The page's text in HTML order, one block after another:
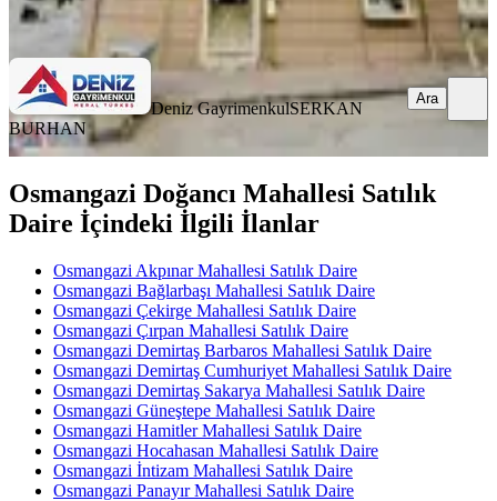
Ara
Deniz GayrimenkulSERKAN
BURHAN
Ara
Osmangazi Doğancı Mahallesi Satılık
Daire İçindeki İlgili İlanlar
Osmangazi Akpınar Mahallesi Satılık Daire
Osmangazi Bağlarbaşı Mahallesi Satılık Daire
Osmangazi Çekirge Mahallesi Satılık Daire
Osmangazi Çırpan Mahallesi Satılık Daire
Osmangazi Demirtaş Barbaros Mahallesi Satılık Daire
Osmangazi Demirtaş Cumhuriyet Mahallesi Satılık Daire
Osmangazi Demirtaş Sakarya Mahallesi Satılık Daire
Osmangazi Güneştepe Mahallesi Satılık Daire
Osmangazi Hamitler Mahallesi Satılık Daire
Osmangazi Hocahasan Mahallesi Satılık Daire
Osmangazi İntizam Mahallesi Satılık Daire
Osmangazi Panayır Mahallesi Satılık Daire